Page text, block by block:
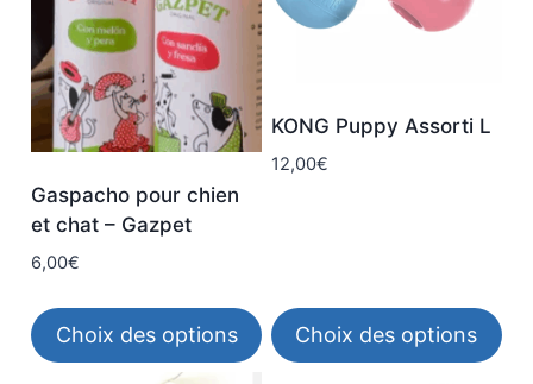
options
peuvent
être
choisies
la
du
produit
Gaspacho pour chien
et chat – Gazpet
6,00€
Choix des options
KONG Puppy Assorti L
12,00€
Choix des options